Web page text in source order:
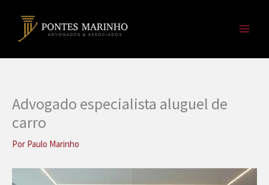
Advogado especialista aluguel de
carro
Por Paulo Marinho